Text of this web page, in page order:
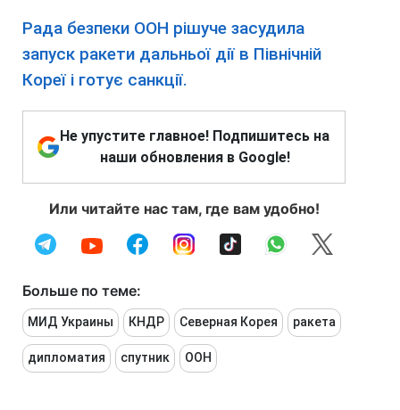
Рада безпеки ООН рішуче засудила
запуск ракети дальньої дії в Північній
Кореї і готує санкції.
Не упустите главное! Подпишитесь на
наши обновления в Google!
Или читайте нас там, где вам удобно!
Больше по теме:
МИД Украины КНДР Северная Корея ракета
дипломатия спутник ООН